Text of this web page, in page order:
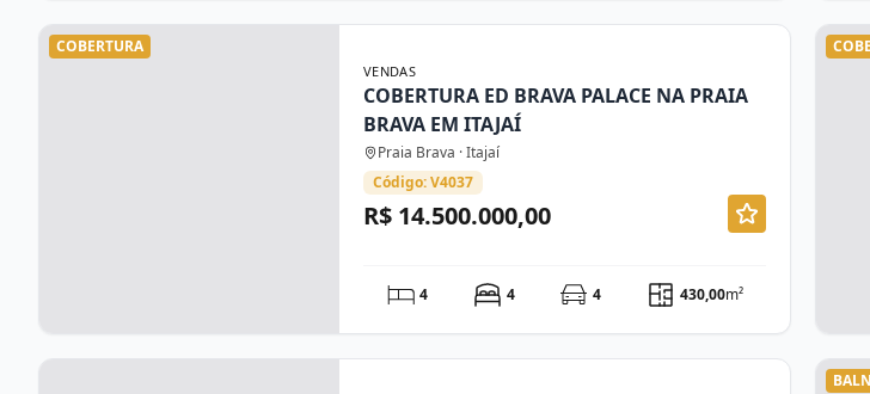
COBERTURA
VENDAS
COBERTURA ED BRAVA PALACE NA PRAIA
BRAVA EM ITAJAÍ
Praia Brava · Itajaí
Código: V4037
R$ 14.500.000,00
4 4 4 430,00m²